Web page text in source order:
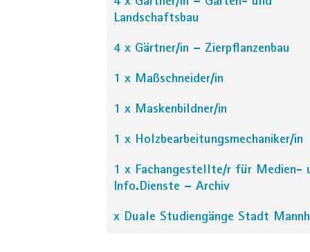
Landschaftsbau
4 x Gärtner/in – Zierpflanzenbau
1 x Maßschneider/in
1 x Maskenbildner/in
1 x Holzbearbeitungsmechaniker/in
1 x Fachangestellte/r für Medien-
Info.Dienste – Archiv
x Duale Studiengänge Stadt